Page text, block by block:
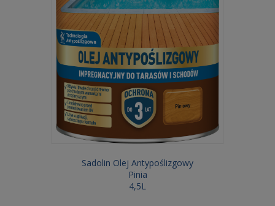
Sadolin Olej Antypoślizgowy
Pinia
4,5L